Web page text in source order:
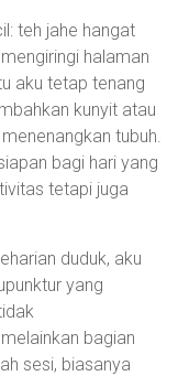
teh jahe hangat
halaman
aku tetap tenang
kunyit atau
tubuh.
bagi hari yang
tetapi juga
duduk, aku
yang
bagian
sesi, biasanya